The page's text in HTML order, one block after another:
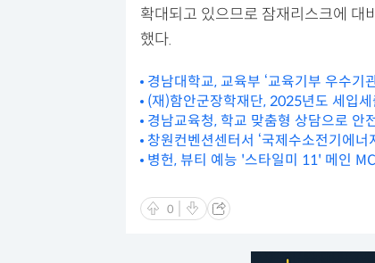
확대되고 있으므로 잠재리스크에 대
했다.
경남대학교, 교육부 ‘교육기부 우수기
(재)함안군장학재단, 2025년도 세입
경남교육청, 학교 맞춤형 상담으로 안
창원컨벤션센터서 ‘국제수소전기에너
병헌, 뷰티 예능 '스타일미 11' 메인
0